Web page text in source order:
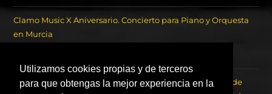
Utilizamos cookies propias y de terceros
para que obtengas la mejor experiencia en la
Clamo Music X Aniversario. Concierto para Piano y Orquesta
en Murcia
Concierto de los Ganadores del Concurso Internacional de